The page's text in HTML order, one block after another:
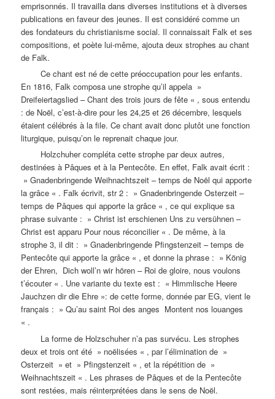
emprisonnés. Il travailla dans diverses institutions et à diverses
publications en faveur des jeunes. Il est considéré comme un
des fondateurs du christianisme social. Il connaissait Falk et ses
compositions, et poète lui-même, ajouta deux strophes au chant
de Falk.
Ce chant est né de cette préoccupation pour les enfants.
En 1816, Falk composa une strophe qu’il appela »
Dreifeiertagslied – Chant des trois jours de fête « , sous entendu
: de Noël, c’est-à-dire pour les 24,25 et 26 décembre, lesquels
étaient célébrés à la file. Ce chant avait donc plutôt une fonction
liturgique, puisqu’on le reprenait chaque jour.
Holzchuher compléta cette strophe par deux autres,
destinées à Pâques et à la Pentecôte. En effet, Falk avait écrit :
» Gnadenbringende Weihnachtszeit – temps de Noël qui apporte
la grâce « . Falk écrivit, str 2 : » Gnadenbringende Osterzeit –
temps de Pâques qui apporte la grâce « , ce qui explique sa
phrase suivante : » Christ ist erschienen Uns zu versühnen –
Christ est apparu Pour nous réconcilier « . De même, à la
strophe 3, il dit : » Gnadenbringende Pfingstenzeit – temps de
Pentecôte qui apporte la grâce « , et donne la phrase : » König
der Ehren, Dich woll’n wir hören – Roi de gloire, nous voulons
t’écouter « . Une variante du texte est : « Himmlische Heere
Jauchzen dir die Ehre »: de cette forme, donnée par EG, vient le
français : » Qu’au saint Roi des anges Montent nos louanges
« .
La forme de Holzschuher n’a pas survécu. Les strophes
deux et trois ont été » noëlisées « , par l’élimination de »
Osterzeit » et » Pfingstenzeit « , et la répétition de »
Weihnachtszeit « . Les phrases de Pâques et de la Pentecôte
sont restées, mais réinterprétées dans le sens de Noël.